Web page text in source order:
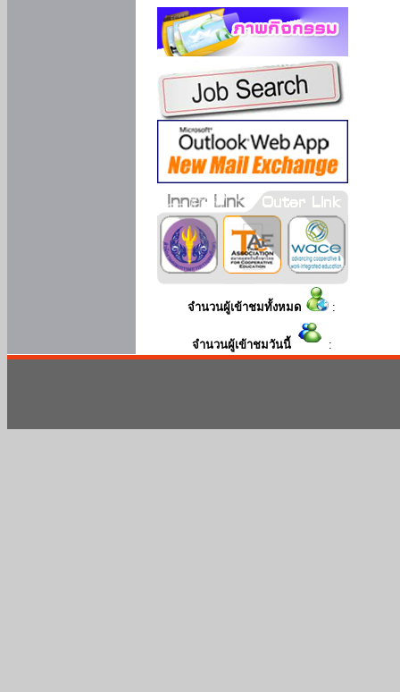
จำนวนผู้เข้าชมทั้งหมด :
จำนวนผู้เข้าชมวันนี้ :